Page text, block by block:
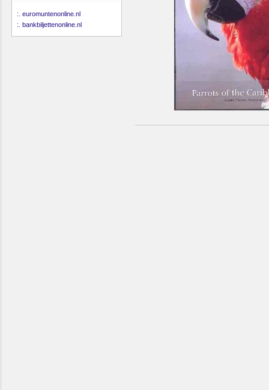
:. euromuntenonline.nl
:. bankbiljettenonline.nl